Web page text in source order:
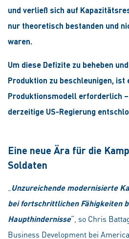
und verließ sich auf
nur theoretisch bestanden und
waren.
Um diese Defizite zu beheben
Produktion zu beschleunigen, ist
Produktionsmodell erforderlich
derzeitige US-Regierung
Eine neue Ära für die
Soldaten
Unzureichende modernisierte
bei fortschrittlichen Fähigkeiten
Haupthindernisse“, so Chris
Business Development bei